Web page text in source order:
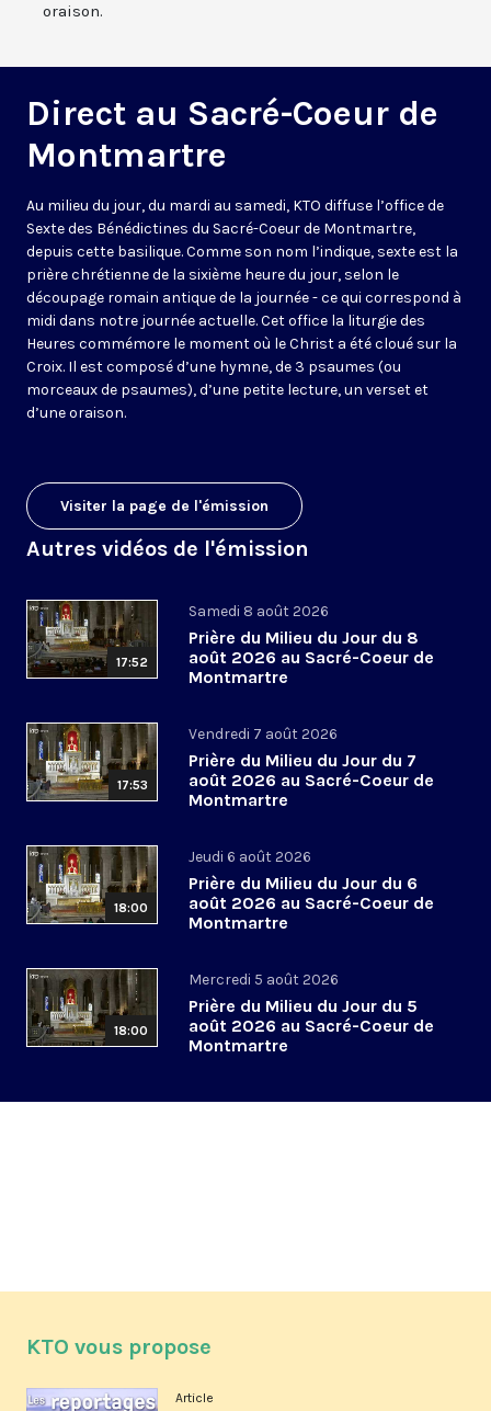
oraison.
Direct au Sacré-Coeur de
Montmartre
Au milieu du jour, du mardi au samedi, KTO diffuse l’office de
Sexte des Bénédictines du Sacré-Coeur de Montmartre,
depuis cette basilique. Comme son nom l’indique, sexte est la
prière chrétienne de la sixième heure du jour, selon le
découpage romain antique de la journée - ce qui correspond à
midi dans notre journée actuelle. Cet office la liturgie des
Heures commémore le moment où le Christ a été cloué sur la
Croix. Il est composé d’une hymne, de 3 psaumes (ou
morceaux de psaumes), d’une petite lecture, un verset et
d’une oraison.
Visiter la page de l'émission
Autres vidéos de l'émission
17:52
Samedi 8 août 2026
Prière du Milieu du Jour du 8
août 2026 au Sacré-Coeur de
Montmartre
17:53
Vendredi 7 août 2026
Prière du Milieu du Jour du 7
août 2026 au Sacré-Coeur de
Montmartre
18:00
Jeudi 6 août 2026
Prière du Milieu du Jour du 6
août 2026 au Sacré-Coeur de
Montmartre
18:00
Mercredi 5 août 2026
Prière du Milieu du Jour du 5
août 2026 au Sacré-Coeur de
Montmartre
KTO vous propose
Article